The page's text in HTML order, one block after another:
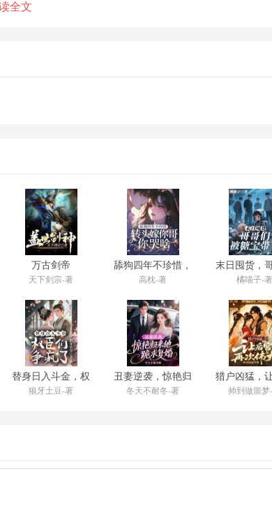
候，他缩了缩脖子，
大，
个书呆子吗？
了儿童教育专家后，
，最后下结论。
一天到晚在公司，
抱着哄的！”“江瑜，
的样子！”我丈夫，
疼孩子。
泥糊上。
”赵兰不领情，
几天是准时回家的？
？
。晚上无论多晚，
全文
万古剑帝
天下剑宗-著
舔狗四年不珍惜，
转头嫁你哥你哭
高枕-著
末日囤货，
被糖宝带飞
橘喵子-著
替身日入斗金，权
臣们争疯了
狼牙土豆-著
丑妻逆袭，惊艳归
来他跪求复婚
冬天不耐冬-著
猎户凶猛，
再次伟
帅到做噩梦